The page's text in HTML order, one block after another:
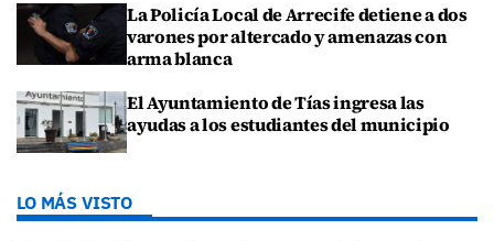
La Policía Local de Arrecife detiene a dos
varones por altercado y amenazas con
arma blanca
El Ayuntamiento de Tías ingresa las
ayudas a los estudiantes del municipio
LO MÁS VISTO